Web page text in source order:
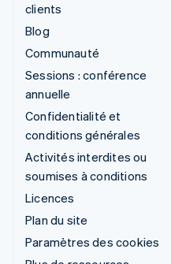
clients
Blog
Communauté
Sessions : conférence
annuelle
Confidentialité et
conditions générales
Activités interdites ou
soumises à conditions
Licences
Plan du site
Paramètres des cookies